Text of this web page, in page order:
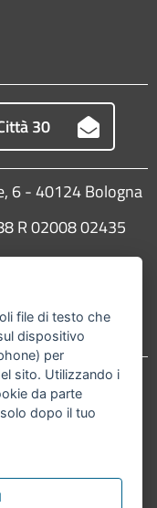
30
6 - 40124 Bologna
R 02008 02435
file di testo che
dispositivo
per
sito. Utilizzando i
da parte
dopo il tuo